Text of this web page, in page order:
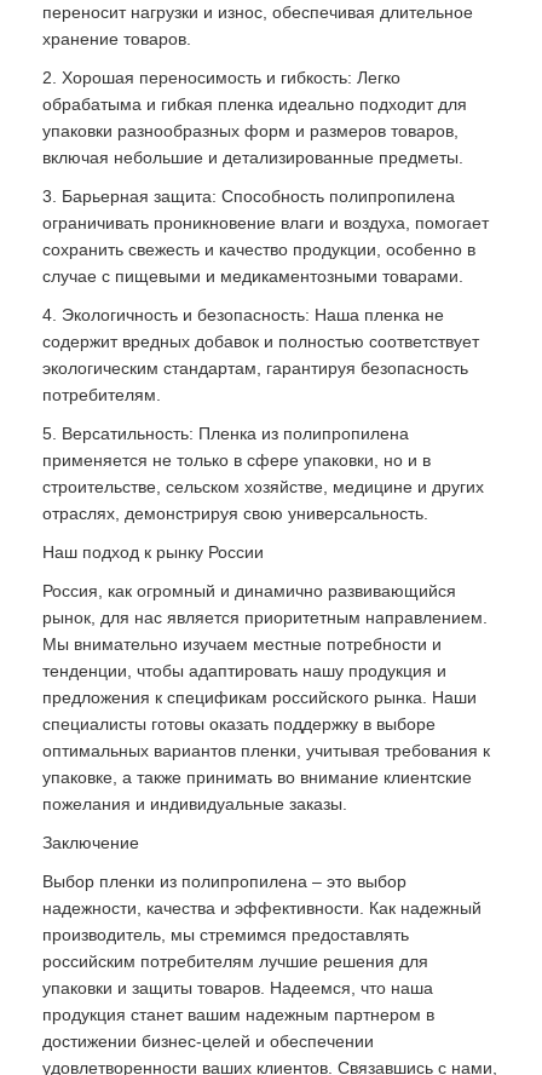
переносит нагрузки и износ, обеспечивая длительное
хранение товаров.
2. Хорошая переносимость и гибкость: Легко
обрабатыма и гибкая пленка идеально подходит для
упаковки разнообразных форм и размеров товаров,
включая небольшие и детализированные предметы.
3. Барьерная защита: Способность полипропилена
ограничивать проникновение влаги и воздуха, помогает
сохранить свежесть и качество продукции, особенно в
случае с пищевыми и медикаментозными товарами.
4. Экологичность и безопасность: Наша пленка не
содержит вредных добавок и полностью соответствует
экологическим стандартам, гарантируя безопасность
потребителям.
5. Версатильность: Пленка из полипропилена
применяется не только в сфере упаковки, но и в
строительстве, сельском хозяйстве, медицине и других
отраслях, демонстрируя свою универсальность.
Наш подход к рынку России
Россия, как огромный и динамично развивающийся
рынок, для нас является приоритетным направлением.
Мы внимательно изучаем местные потребности и
тенденции, чтобы адаптировать нашу продукция и
предложения к спецификам российского рынка. Наши
специалисты готовы оказать поддержку в выборе
оптимальных вариантов пленки, учитывая требования к
упаковке, а также принимать во внимание клиентские
пожелания и индивидуальные заказы.
Заключение
Выбор пленки из полипропилена – это выбор
надежности, качества и эффективности. Как надежный
производитель, мы стремимся предоставлять
российским потребителям лучшие решения для
упаковки и защиты товаров. Надеемся, что наша
продукция станет вашим надежным партнером в
достижении бизнес-целей и обеспечении
удовлетворенности ваших клиентов. Связавшись с нами,